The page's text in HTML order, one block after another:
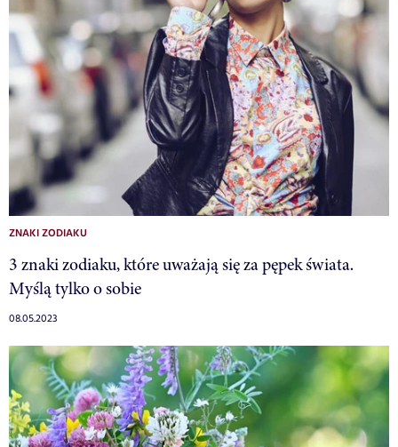
ZNAKI ZODIAKU
3 znaki zodiaku, które uważają się za pępek świata.
Myślą tylko o sobie
08.05.2023